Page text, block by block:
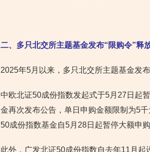
二、多只北交所主题基金发布“限购令”释
2025年5月以来，多只北交所主题基金发布
中欧北证50成份指数发起式于5月27日起
金再次发布公告，单日申购金额限制为5
50成份指数基金自5月28日起暂停大额申
此外，广发北证50成份指数自去年11月起